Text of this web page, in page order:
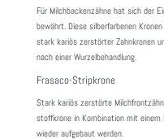
Für Milch­ba­cken­zähne hat sich der
bewährt. Diese silber­far­benen
stark kariös zerstörter Zahn­kronen
nach einer Wurzel­be­hand­lung.
Frasaco-Stripkrone
Stark kariös zerstörte
stoff­krone in Kombi­na­tion mit
wieder aufge­baut werden.